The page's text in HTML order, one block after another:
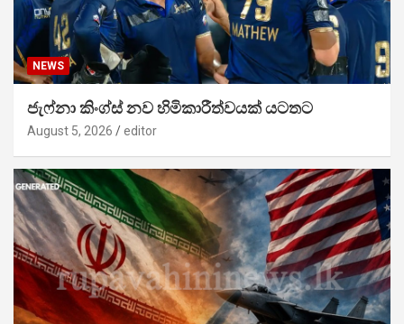
NEWS
ජැෆ්නා කිංග්ස් නව හිමිකාරීත්වයක් යටතට
August 5, 2026 editor